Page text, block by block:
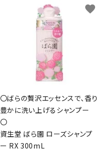
〇ばらの贅沢エッセンスで、香り
豊かに洗い上げるシャンプー
資生堂 ばら園 ローズシャンプ
ー RX 300mL
favorite